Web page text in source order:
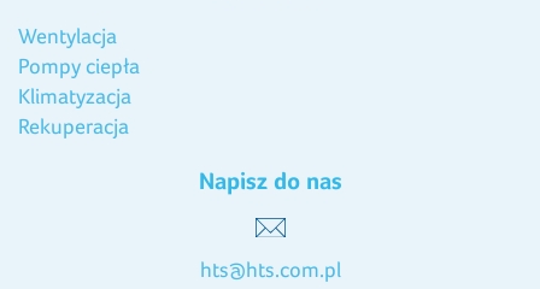
Wentylacja
Pompy ciepła
Klimatyzacja
Rekuperacja
Napisz do nas
hts@hts.com.pl